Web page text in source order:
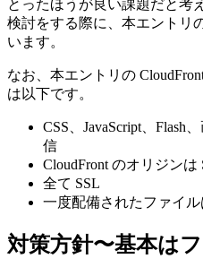
とったほうが良い課題だと考
検討をする際に、本エントリ
います。
なお、本エントリの
は以下です。
CSS、JavaScript、Flash
信
CloudFront のオリジンは
全て SSL
一度配備されたファイ
対策方針〜基本は